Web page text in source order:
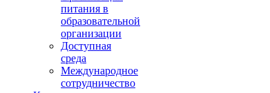
питания в
образовательной
организации
Доступная
среда
Международное
сотрудничество